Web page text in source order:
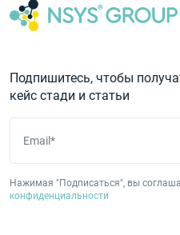
Подпишитесь, чтобы
кейс стади и статьи
Email*
Нажимая "Подписаться", вы
конфиденциальности